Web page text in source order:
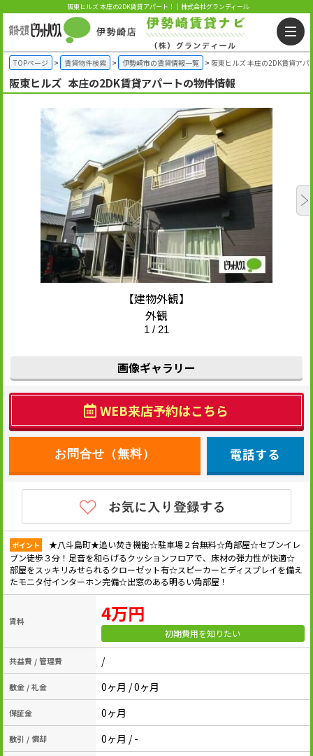
阪東ヒルズ 本庄の2DK賃貸アパート！｜株式会社グランディール
TOPページ 賃貸物件検索 伊勢崎市の賃貸情報一覧 阪東ヒルズ 本庄の2DK賃貸アパ
阪東ヒルズ 本庄の2DK賃貸アパートの物件情報
【建物外観】
外観
1 / 21
画像ギャラリー
WEB来店予約はこちら
電話する
ポイント
★八斗島町★追い焚き機能☆駐車場２台無料☆角部屋☆セブンイレ
ブン徒歩３分！足音を和らげるクッションフロアで、床材の弾力性が快適☆
部屋をスッキリみせられるクローゼット有☆スピーカーとディスプレイを備え
たモニタ付インターホン完備☆出窓のある明るい角部屋！
賃料 4万円
初期費用を知りたい
共益費 / 管理費 /
敷金 / 礼金 0ヶ月 / 0ヶ月
保証金 0ヶ月
敷引 / 償却 0ヶ月 / -